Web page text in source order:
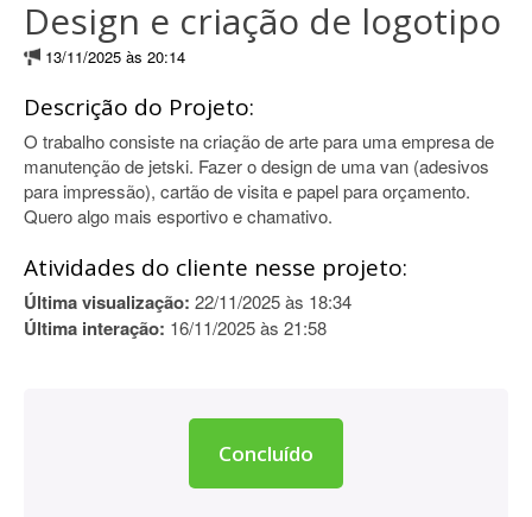
Design e criação de logotipo
13/11/2025 às 20:14
Descrição do Projeto:
O trabalho consiste na criação de arte para uma empresa de
manutenção de jetski. Fazer o design de uma van (adesivos
para impressão), cartão de visita e papel para orçamento.
Quero algo mais esportivo e chamativo.
Atividades do cliente nesse projeto:
Última visualização: 22/11/2025 às 18:34
Última interação: 16/11/2025 às 21:58
Concluído